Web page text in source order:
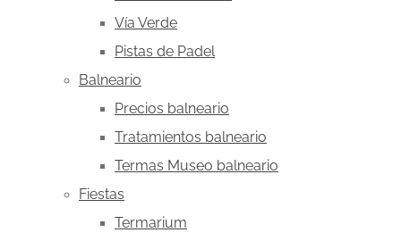
Vía Verde
Pistas de Padel
Balneario
Precios balneario
Tratamientos balneario
Termas Museo balneario
Fiestas
Termarium